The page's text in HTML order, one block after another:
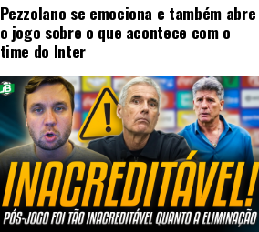
Pezzolano se emociona e também abre
o jogo sobre o que acontece com o
time do Inter